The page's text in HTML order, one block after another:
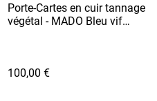
Porte-Cartes en cuir tannage
végétal - MADO Bleu vif
100,00 €